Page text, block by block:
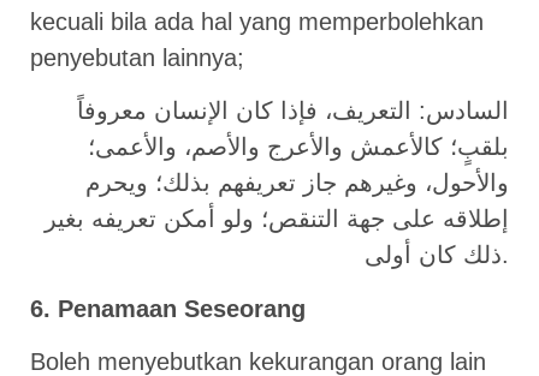
kecuali bila ada hal yang memperbolehkan
penyebutan lainnya;
السادس: التعريف، فإذا كان الإنسان معروفاً
بلقبٍ؛ كالأعمش والأعرج والأصم، والأعمى؛
والأحول، وغيرهم جاز تعريفهم بذلك؛ ويحرم
إطلاقه على جهة التنقص؛ ولو أمكن تعريفه بغير
ذلك كان أولى.
6. Penamaan Seseorang
Boleh menyebutkan kekurangan orang lain